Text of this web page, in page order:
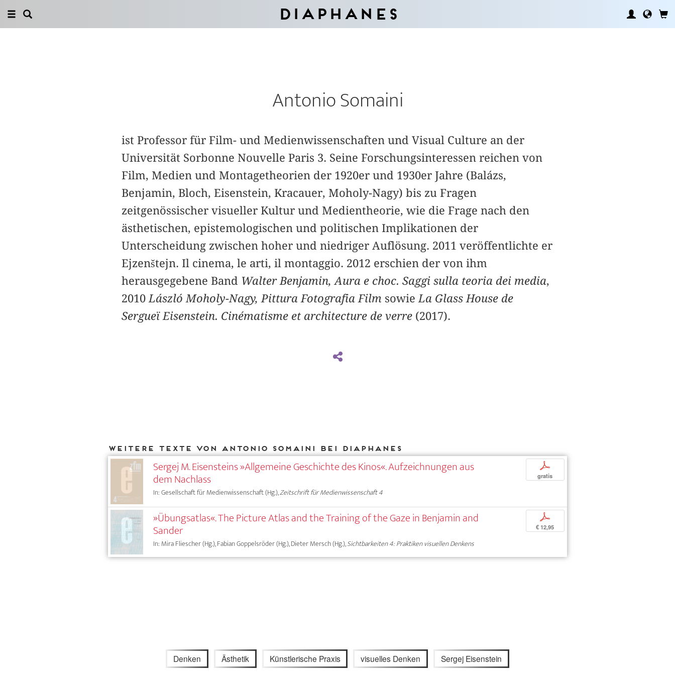
Diaphanes
Antonio Somaini
ist Professor für Film- und Medienwissenschaften und Visual Culture an der
Universität Sorbonne Nouvelle Paris 3. Seine Forschungsinteressen reichen von
Film, Medien und Montagetheorien der 1920er und 1930er Jahre (Balázs,
Benjamin, Bloch, Eisenstein, Kracauer, Moholy-Nagy) bis zu Fragen
zeitgenössischer visueller Kultur und Medientheorie, wie die Frage nach den
ästhetischen, epistemologischen und politischen Implikationen der
Unterscheidung zwischen hoher und niedriger Auflösung. 2011 veröffentlichte er
Ejzenštejn. Il cinema, le arti, il montaggio. 2012 erschien der von ihm
herausgegebene Band Walter Benjamin, Aura e choc. Saggi sulla teoria dei media,
2010 László Moholy-Nagy, Pittura Fotografia Film sowie La Glass House de
Sergueï Eisenstein. Cinématisme et architecture de verre(2017).
Weitere Texte von Antonio Somaini bei DIAPHANES
Sergej M. Eisensteins »Allgemeine Geschichte des Kinos«. Aufzeichnungen aus
dem Nachlass
In: Gesellschaft für Medienwissenschaft (Hg.),Zeitschrift für Medienwissenschaft 4
p
gratis
»Übungsatlas«. The Picture Atlas and the Training of the Gaze in Benjamin and
Sander
In: Mira Fliescher (Hg.), Fabian Goppelsröder (Hg.), Dieter Mersch (Hg.),Sichtbarkeiten 4: Praktiken visuellen Denkens
p
€ 12,95
Denken Ästhetik Künstlerische Praxis visuelles Denken Sergej Eisenstein